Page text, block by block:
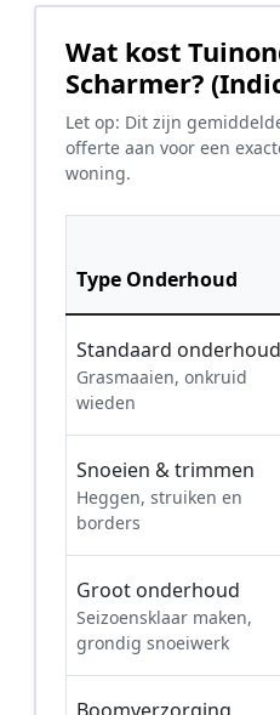
Wat kost
Scharmer?
Let op: Dit zijn
offerte aan voor een
woning.
Type Onderhoud
Standaard onderhoud
Grasmaaien, onkruid
wieden
Snoeien & trimmen
Heggen, struiken en
borders
Groot onderhoud
Seizoensklaar maken,
grondig snoeiwerk